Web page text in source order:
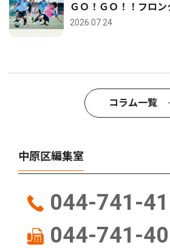
ＧＯ！ＧＯ！！フロン
2026.07.24
コラム一覧
中原区編集室
044-741-
044-741-